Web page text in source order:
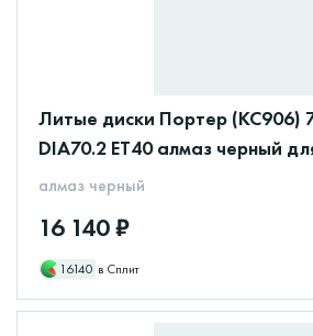
Литые диски Портер (КС906)
DIA70.2 ET40 алмаз черный
алмаз черный
16 140 ₽
16140 в Сплит